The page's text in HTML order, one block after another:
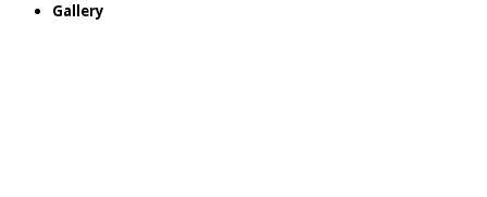
Gallery